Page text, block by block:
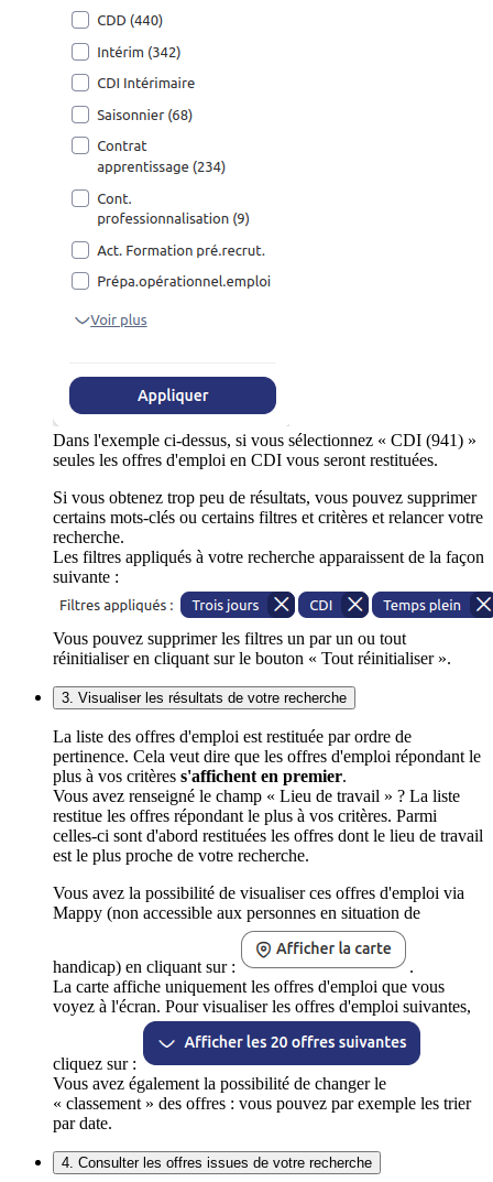
Dans l'exemple ci-dessus, si vous sélectionnez « CDI (941) »
seules les offres d'emploi en CDI vous seront restituées.
Si vous obtenez trop peu de résultats, vous pouvez supprimer
certains mots-clés ou certains filtres et critères et relancer votre
recherche.
Les filtres appliqués à votre recherche apparaissent de la façon
suivante :
Vous pouvez supprimer les filtres un par un ou tout
réinitialiser en cliquant sur le bouton « Tout réinitialiser ».
3. Visualiser les résultats de votre recherche
La liste des offres d'emploi est restituée par ordre de
pertinence. Cela veut dire que les offres d'emploi répondant le
plus à vos critères s'affichent en premier.
Vous avez renseigné le champ « Lieu de travail » ? La liste
restitue les offres répondant le plus à vos critères. Parmi
celles-ci sont d'abord restituées les offres dont le lieu de travail
est le plus proche de votre recherche.
Vous avez la possibilité de visualiser ces offres d'emploi via
Mappy (non accessible aux personnes en situation de
handicap) en cliquant sur :
.
La carte affiche uniquement les offres d'emploi que vous
voyez à l'écran. Pour visualiser les offres d'emploi suivantes,
cliquez sur :
Vous avez également la possibilité de changer le
« classement » des offres : vous pouvez par exemple les trier
par date.
4. Consulter les offres issues de votre recherche